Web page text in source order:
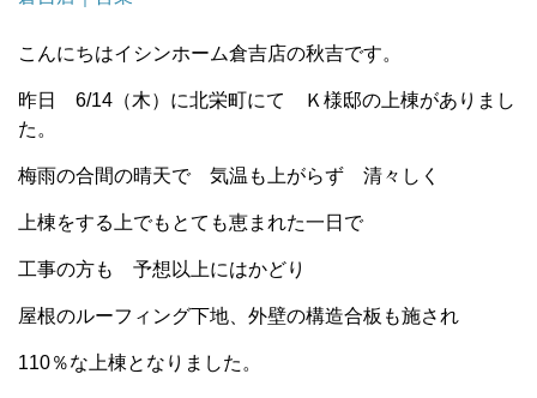
こんにちはイシンホーム倉吉店の秋吉です。
昨日 6/14（木）に北栄町にて Ｋ様邸の上棟がありまし
た。
梅雨の合間の晴天で 気温も上がらず 清々しく
上棟をする上でもとても恵まれた一日で
工事の方も 予想以上にはかどり
屋根のルーフィング下地、外壁の構造合板も施され
110％な上棟となりました。